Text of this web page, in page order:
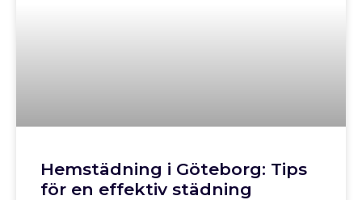
Hemstädning i Göteborg: Tips
för en effektiv städning